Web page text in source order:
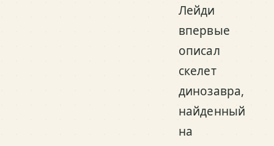
Лейди
впервые
описал
скелет
динозавра,
найденный
на